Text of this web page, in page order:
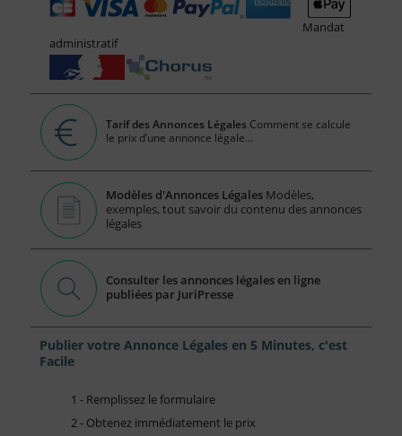
Mandat
administratif
Tarif des Annonces Légales Comment se calcule
le prix d’une annonce légale...
Modèles d'Annonces Légales Modèles,
exemples, tout savoir du contenu des annonces
légales
Consulter les annonces légales en ligne
publiées par JuriPresse
Publier votre Annonce Légales en 5 Minutes, c'est
Facile
1 - Remplissez le formulaire
2 - Obtenez immédiatement le prix